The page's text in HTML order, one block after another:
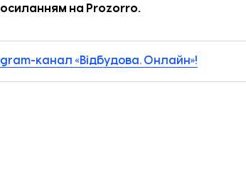
на Prozorro.
канал «Відбудова. Онлайн»!